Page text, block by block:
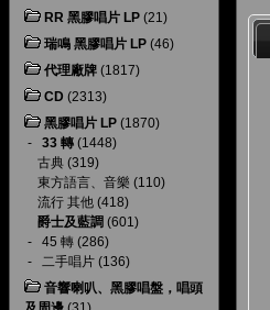
RR 黑膠唱片 LP (21)
瑞鳴 黑膠唱片 LP (46)
代理廠牌 (1817)
CD (2313)
黑膠唱片 LP (1870)
- 33 轉 (1448)
古典 (319)
東方語言、音樂 (110)
流行 其他 (418)
爵士及藍調 (601)
- 45 轉 (286)
- 二手唱片 (136)
音響喇叭、黑膠唱盤，唱頭